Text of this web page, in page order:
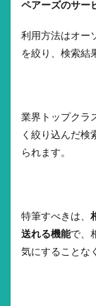
ペアーズのサー
利用方法はオー
を絞り、検索結
業界トップクラ
く絞り込んだ検
られます。
特筆すべきは、
送れる機能で、
気にすることな